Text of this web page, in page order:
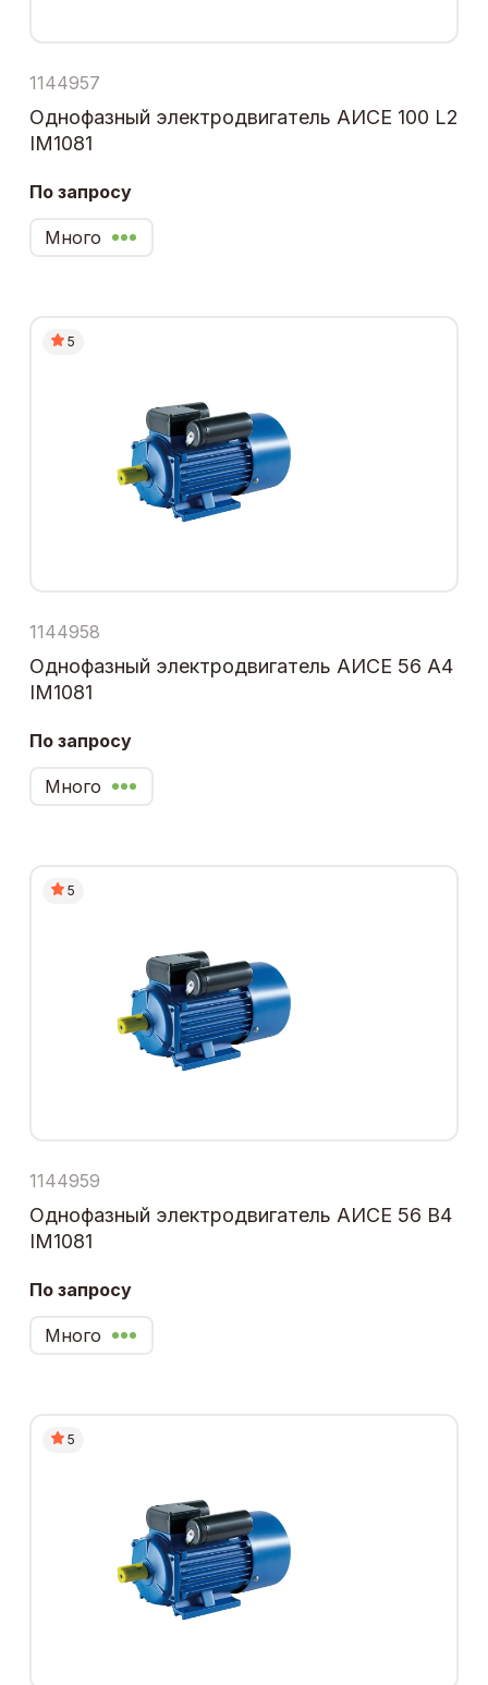
1144957
Однофазный электродвигатель АИСЕ 100 L2
IM1081
По запросу
Много
5
1144958
Однофазный электродвигатель АИСЕ 56 А4
IM1081
По запросу
Много
5
1144959
Однофазный электродвигатель АИСЕ 56 В4
IM1081
По запросу
Много
5